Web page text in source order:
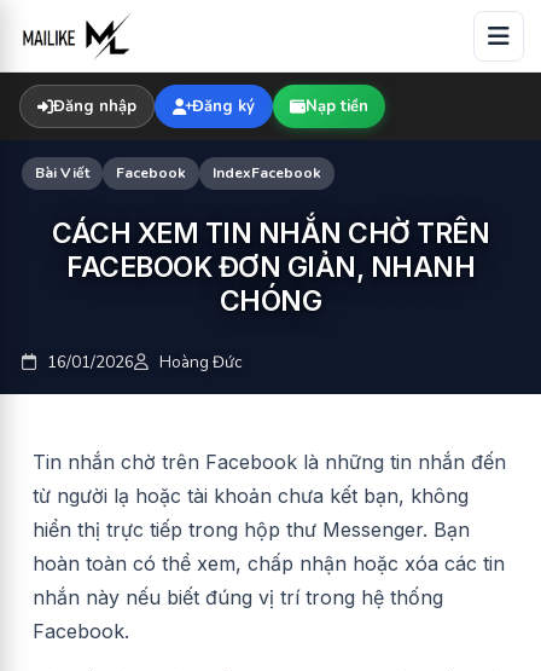
content
Đăng nhập Đăng ký Nạp tiền
Bài Viết Facebook IndexFacebook
CÁCH XEM TIN NHẮN CHỜ TRÊN
FACEBOOK ĐƠN GIẢN, NHANH
CHÓNG
16/01/2026 Hoàng Đức
Tin nhắn chờ trên Facebook là những tin nhắn đến
từ người lạ hoặc tài khoản chưa kết bạn, không
hiển thị trực tiếp trong hộp thư Messenger. Bạn
hoàn toàn có thể xem, chấp nhận hoặc xóa các tin
nhắn này nếu biết đúng vị trí trong hệ thống
Facebook.